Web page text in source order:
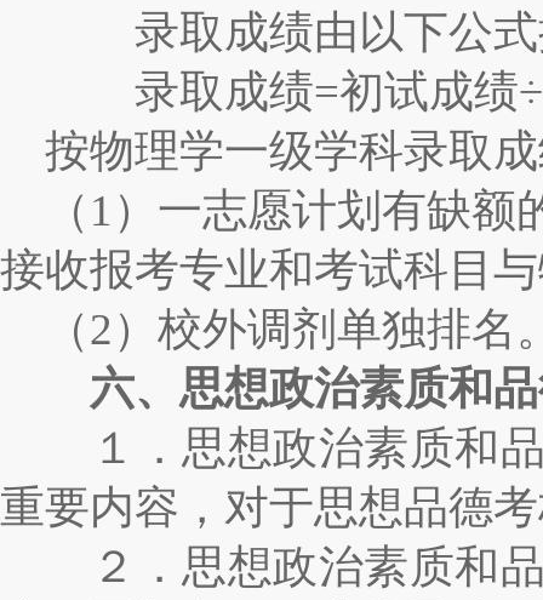
录取成绩由以下公式
录取成绩=初试成绩
按物理学一级学科录取
（ 1）一志愿计划有缺额
接收报考专业和考试科目
（2）校外调剂单独排名
六、思想政治素质和
１．思想政治素质和品
重要内容，对于思想品德
２．思想政治素质和品